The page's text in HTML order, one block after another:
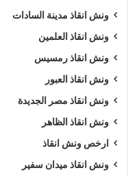
ونش انقاذ مدينة السادات
ونش انقاذ العلمين
ونش انقاذ رمسيس
ونش انقاذ العبور
ونش انقاذ مصر الجديدة
ونش انقاذ الظاهر
ارخص ونش انقاذ
ونش انقاذ ميدان سفير